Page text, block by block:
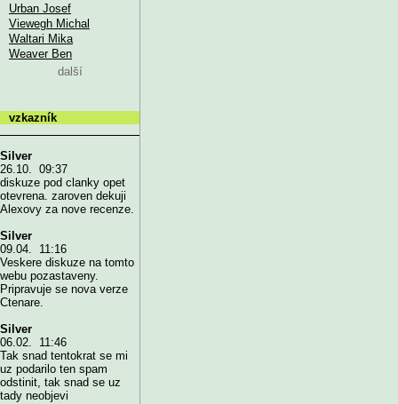
Urban Josef
Viewegh Michal
Waltari Mika
Weaver Ben
další
vzkazník
Silver
26.10. 09:37
diskuze pod clanky opet
otevrena. zaroven dekuji
Alexovy za nove recenze.
Silver
09.04. 11:16
Veskere diskuze na tomto
webu pozastaveny.
Pripravuje se nova verze
Ctenare.
Silver
06.02. 11:46
Tak snad tentokrat se mi
uz podarilo ten spam
odstinit, tak snad se uz
tady neobjevi